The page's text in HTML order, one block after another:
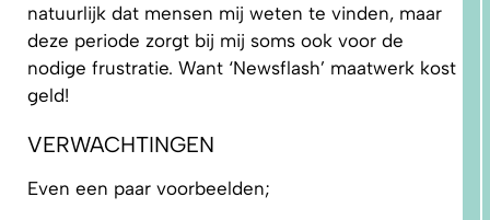
natuurlijk dat mensen mij weten te vinden, maar
deze periode zorgt bij mij soms ook voor de
nodige frustratie. Want ‘Newsflash’ maatwerk kost
geld!
VERWACHTINGEN
Even een paar voorbeelden;